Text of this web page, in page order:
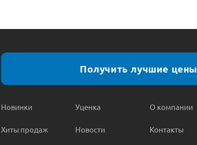
Получить лучшие цены
Новинки
Хиты продаж
Уценка
Новости
О компании
Контакты